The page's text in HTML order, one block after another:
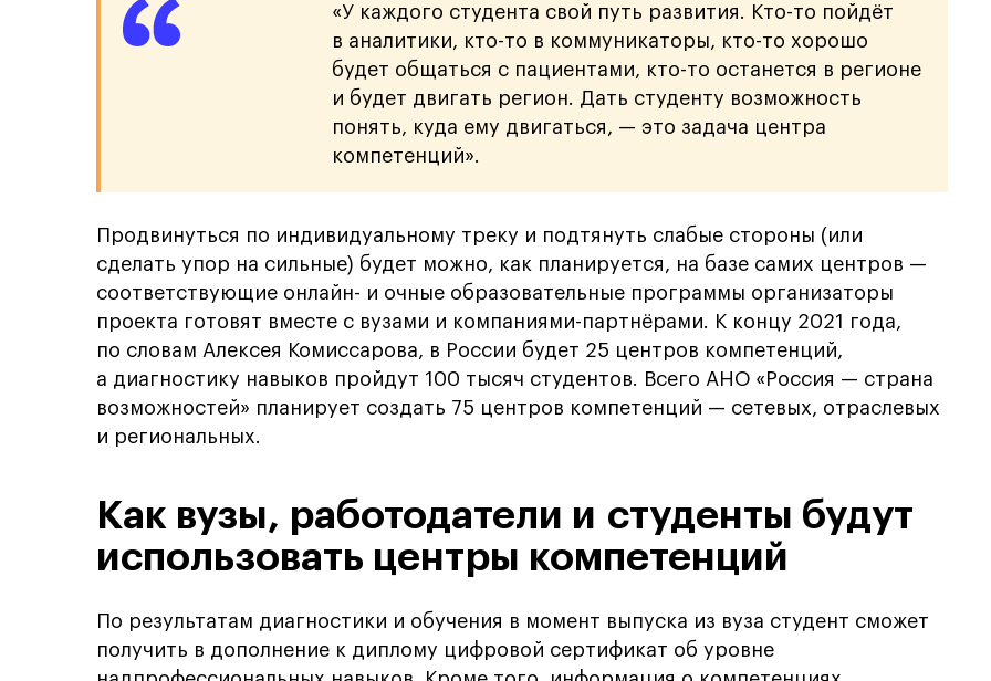
«У каждого студента свой путь развития. Кто-то пойдёт
в аналитики, кто-то в коммуникаторы, кто-то хорошо
будет общаться с пациентами, кто-то останется в регионе
и будет двигать регион. Дать студенту возможность
понять, куда ему двигаться, — это задача центра
компетенций».
Продвинуться по индивидуальному треку и подтянуть слабые стороны (или
сделать упор на сильные) будет можно, как планируется, на базе самих центров —
соответствующие онлайн- и очные образовательные программы организаторы
проекта готовят вместе с вузами и компаниями-партнёрами. К концу 2021 года,
по словам Алексея Комиссарова, в России будет 25 центров компетенций,
а диагностику навыков пройдут 100 тысяч студентов. Всего АНО «Россия — страна
возможностей» планирует создать 75 центров компетенций — сетевых, отраслевых
и региональных.
Как вузы, работодатели и студенты будут
использовать центры компетенций
По результатам диагностики и обучения в момент выпуска из вуза студент сможет
получить в дополнение к диплому цифровой сертификат об уровне